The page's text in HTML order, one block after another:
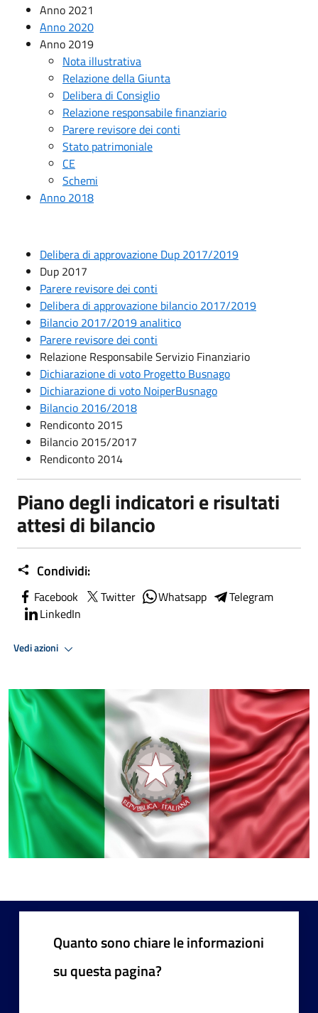
Anno 2021
Anno 2020
Anno 2019
Nota illustrativa
Relazione della Giunta
Delibera di Consiglio
Relazione responsabile finanziario
Parere revisore dei conti
Stato patrimoniale
CE
Schemi
Anno 2018
Delibera di approvazione Dup 2017/2019
Dup 2017
Parere revisore dei conti
Delibera di approvazione bilancio 2017/2019
Bilancio 2017/2019 analitico
Parere revisore dei conti
Relazione Responsabile Servizio Finanziario
Dichiarazione di voto Progetto Busnago
Dichiarazione di voto NoiperBusnago
Bilancio 2016/2018
Rendiconto 2015
Bilancio 2015/2017
Rendiconto 2014
Piano degli indicatori e risultati
attesi di bilancio
Condividi:
Facebook Twitter Whatsapp
Telegram
LinkedIn
Vedi azioni
Quanto sono chiare le informazioni
su questa pagina?